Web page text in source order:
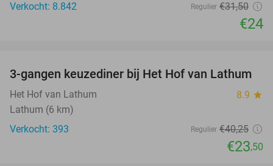
Verkocht: 8.842
Regulier €31,50
€24
42%
3-gangen keuzediner bij Het Hof van Lathum
Het Hof van Lathum 8.9 star
Lathum (6 km)
Verkocht: 393
Regulier €40,25
€23,50